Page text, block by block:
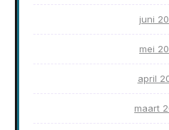
juni
mei
april
maart